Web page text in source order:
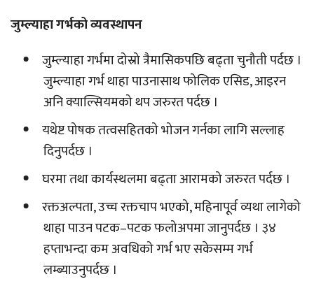
जुम्ल्याहा गर्भको व्यवस्थापन
जुम्ल्याहा गर्भमा दोस्रो त्रैमासिकपछि बढ्ता चुनौती पर्दछ ।
जुम्ल्याहा गर्भ थाहा पाउनासाथ फोलिक एसिड, आइरन
अनि क्याल्सियमको थप जरुरत पर्दछ ।
यथेष्ट पोषक तत्वसहितको भोजन गर्नका लागि सल्लाह
दिनुपर्दछ ।
घरमा तथा कार्यस्थलमा बढ्ता आरामको जरुरत पर्दछ ।
रक्तअल्पता, उच्च रक्तचाप भएको, महिनापूर्व व्यथा लागेको
थाहा पाउन पटक–पटक फलोअपमा जानुपर्दछ । ३४
हप्ताभन्दा कम अवधिको गर्भ भए सकेसम्म गर्भ
लम्ब्याउनुपर्दछ ।